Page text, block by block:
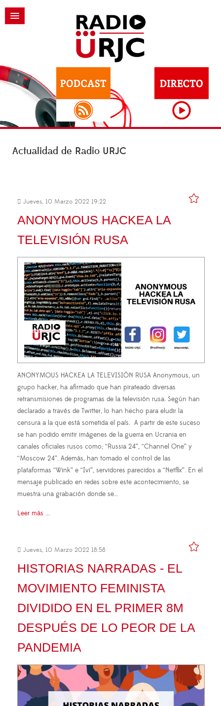
Actualidad de Radio URJC
Jueves, 10 Marzo 2022 19:22
ANONYMOUS HACKEA LA
TELEVISIÓN RUSA
ANONYMOUS HACKEA LA TELEVISIÓN RUSA Anonymous, un
grupo hacker, ha afirmado que han pirateado diversas
retransmisiones de programas de la televisión rusa. Según han
declarado a través de Twitter, lo han hecho para eludir la
censura a la que está sometida el país. A partir de este suceso
se han podido emitir imágenes de la guerra en Ucrania en
canales oficiales rusos como; “Russia 24”, “Channel One” y
“Moscow 24”. Además, han tomado el control de las
plataformas “Wink” e “Ivi”, servidores parecidos a “Netflix”. En el
mensaje publicado en redes sobre este acontecimiento, se
muestra una grabación donde se…
Leer más ...
Jueves, 10 Marzo 2022 18:58
HISTORIAS NARRADAS - EL
MOVIMIENTO FEMINISTA
DIVIDIDO EN EL PRIMER 8M
DESPUÉS DE LO PEOR DE LA
PANDEMIA